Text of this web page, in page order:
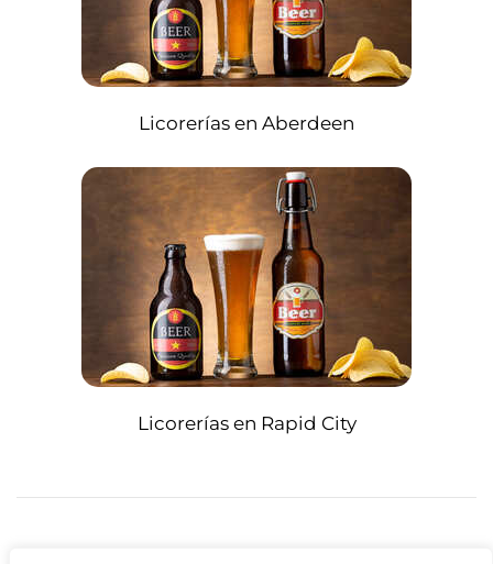
Licorerías en Aberdeen
Licorerías en Rapid City